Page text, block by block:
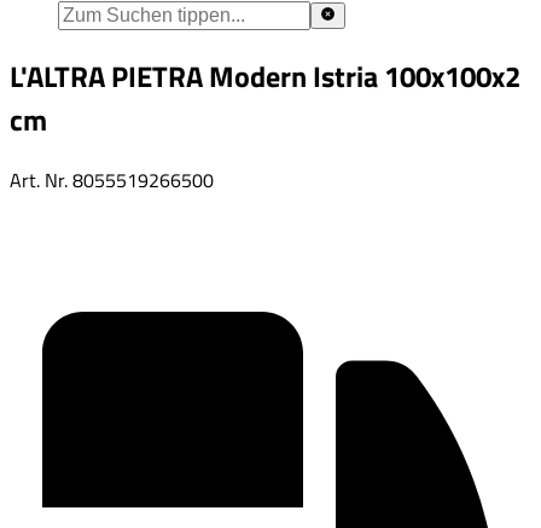
L'ALTRA PIETRA Modern Istria 100x100x2
cm
Art. Nr.8055519266500